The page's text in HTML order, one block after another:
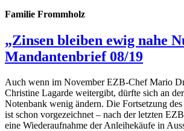
Familie Frommholz
„Zinsen bleiben ewig nahe
Mandantenbrief 08/19
Auch wenn im November EZB-Chef Mario
Christine Lagarde weitergibt, dürfte sich an
Notenbank wenig ändern. Die Fortsetzung
ist schon vorgezeichnet – nach der letzten
eine Wiederaufnahme der Anleihekäufe in